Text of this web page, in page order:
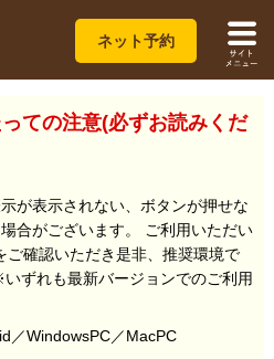
ネット予約
ての注意(必ずお読みくだ
が表示されない、ボタンが押せな
合がございます。 ご利用いただい
ご確認いただき是非、推奨環境で
ずれも最新バージョンでのご利用
／WindowsPC／MacPC